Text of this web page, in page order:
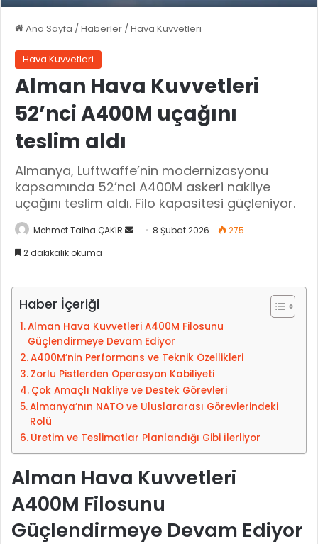
Ana Sayfa /Haberler /Hava Kuvvetleri
Hava Kuvvetleri
Alman Hava Kuvvetleri
52’nci A400M uçağını
teslim aldı
Almanya, Luftwaffe’nin modernizasyonu
kapsamında 52’nci A400M askeri nakliye
uçağını teslim aldı. Filo kapasitesi güçleniyor.
Mehmet Talha ÇAKIR
o
n
d
m
k
8 Şubat 2026
275
2 dakikalık okuma
Haber İçeriği
Alman Hava Kuvvetleri A400M Filosunu
Güçlendirmeye Devam Ediyor
A400M’nin Performans ve Teknik Özellikleri
Zorlu Pistlerden Operasyon Kabiliyeti
Çok Amaçlı Nakliye ve Destek Görevleri
Almanya’nın NATO ve Uluslararası Görevlerindeki
Rolü
Üretim ve Teslimatlar Planlandığı Gibi İlerliyor
Alman Hava Kuvvetleri
A400M Filosunu
Güçlendirmeye Devam Ediyor